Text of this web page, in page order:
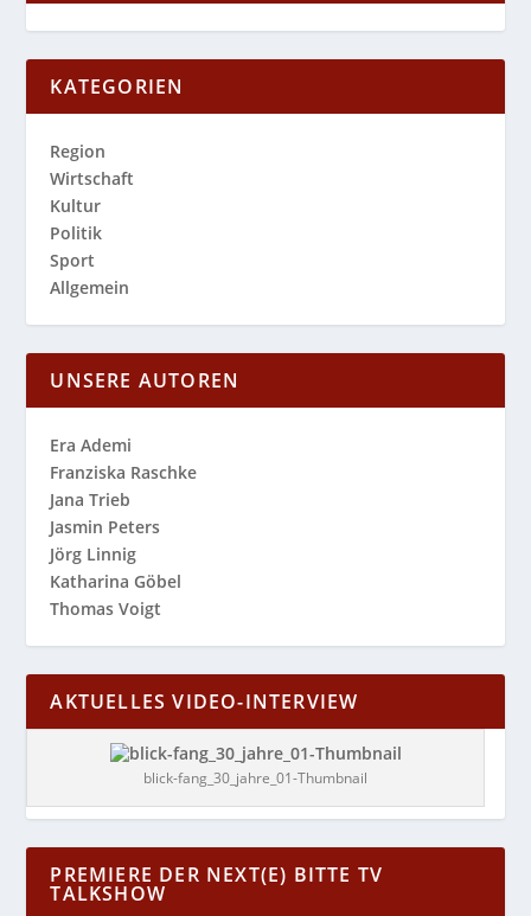
KATEGORIEN
Region
Wirtschaft
Kultur
Politik
Sport
Allgemein
UNSERE AUTOREN
Era Ademi
Franziska Raschke
Jana Trieb
Jasmin Peters
Jörg Linnig
Katharina Göbel
Thomas Voigt
AKTUELLES VIDEO-INTERVIEW
blick-fang_30_jahre_01-Thumbnail
PREMIERE DER NEXT(E) BITTE TV
TALKSHOW